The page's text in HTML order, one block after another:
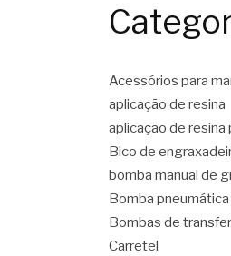
Acessórios para
aplicação de resina
aplicação de resina
Bico de
bomba manual de
Bomba
Bombas de
Carretel